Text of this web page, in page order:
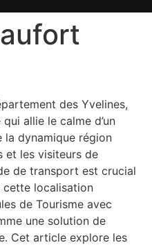
des Yvelines,
allie le calme d’un
dynamique région
et les visiteurs de
de transport est crucial
localisation
de Tourisme avec
une solution de
Cet article explore les